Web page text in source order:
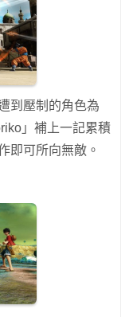
到壓制的角色為
」補上一記累積
即可所向無敵。